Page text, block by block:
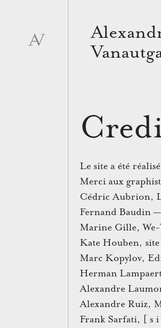
navigation
Le site a été
Merci aux
Cédric Aubrion,
Fernand Baudin
Marine Gille,
Kate Houben, site
Marc Kopylov,
Herman
Alexandre
Alexandre Ruiz,
Frank Sarfati, [ s